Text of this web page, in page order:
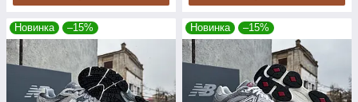
Новинка –15% Новинка –15%